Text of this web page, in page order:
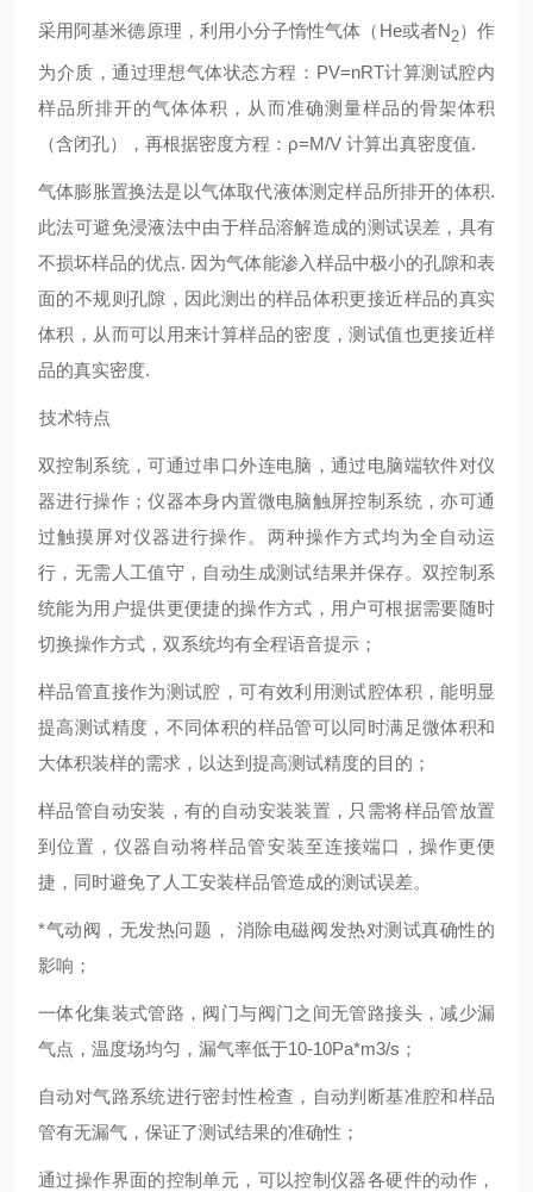
采用阿基米德原理，利用小分子惰性气体（ He或者N2）作
为介质，通过理想气体状态方程： PV=nRT计算测试腔内
样品所排开的气体体积，从而准确测量样品的骨架体积
（含闭孔），再根据密度方程：ρ=M/V 计算出真密度值.
气体膨胀置换法是以气体取代液体测定样品所排开的体积.
此法可避免浸液法中由于样品溶解造成的测试误差，具有
不损坏样品的优点. 因为气体能渗入样品中极小的孔隙和表
面的不规则孔隙，因此测出的样品体积更接近样品的真实
体积，从而可以用来计算样品的密度，测试值也更接近样
品的真实密度.
技术特点
双控制系统，可通过串口外连电脑，通过电脑端软件对仪
器进行操作；仪器本身内置微电脑触屏控制系统，亦可通
过触摸屏对仪器进行操作。两种操作方式均为全自动运
行，无需人工值守，自动生成测试结果并保存。双控制系
统能为用户提供更便捷的操作方式，用户可根据需要随时
切换操作方式，双系统均有全程语音提示；
样品管直接作为测试腔，可有效利用测试腔体积，能明显
提高测试精度，不同体积的样品管可以同时满足微体积和
大体积装样的需求，以达到提高测试精度的目的；
样品管自动安装，有的自动安装装置，只需将样品管放置
到位置，仪器自动将样品管安装至连接端口，操作更便
捷，同时避免了人工安装样品管造成的测试误差。
*气动阀，无发热问题， 消除电磁阀发热对测试真确性的
影响；
一体化集装式管路，阀门与阀门之间无管路接头，减少漏
气点，温度场均匀，漏气率低于10-10Pa*m3/s；
自动对气路系统进行密封性检查，自动判断基准腔和样品
管有无漏气，保证了测试结果的准确性；
通过操作界面的控制单元，可以控制仪器各硬件的动作，